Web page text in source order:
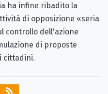
ha infine ribadito la
di opposizione «seria
controllo dell'azione
di proposte
cittadini.